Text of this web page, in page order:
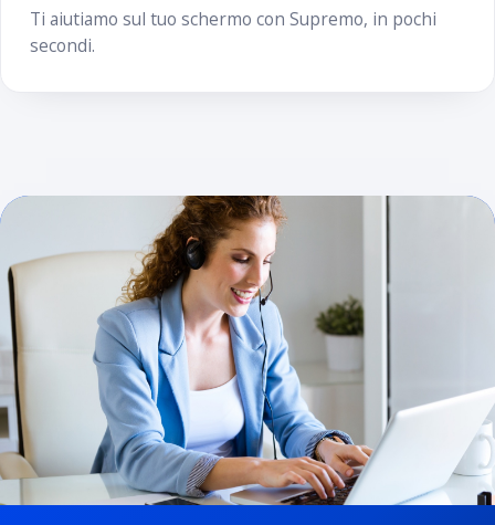
Ti aiutiamo sul tuo schermo con Supremo, in pochi
secondi.